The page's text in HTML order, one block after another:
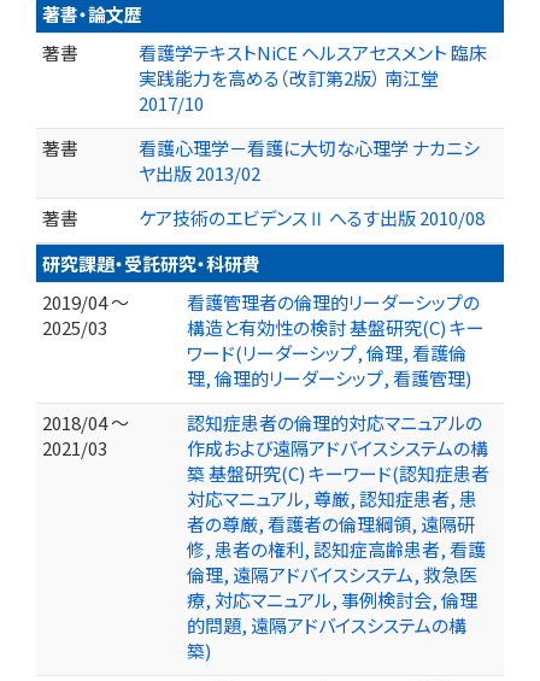
著書・論文歴
著書
看護学テキストNiCE ヘルスアセスメント 臨床
実践能力を高める（改訂第2版） 南江堂
2017/10
著書
看護心理学－看護に大切な心理学 ナカニシ
ヤ出版 2013/02
著書
ケア技術のエビデンスⅡ へるす出版 2010/08
研究課題・受託研究・科研費
2019/04 ～
2025/03
看護管理者の倫理的リーダーシップの
構造と有効性の検討 基盤研究(C) キー
ワード(リーダーシップ, 倫理, 看護倫
理, 倫理的リーダーシップ, 看護管理)
2018/04 ～
2021/03
認知症患者の倫理的対応マニュアルの
作成および遠隔アドバイスシステムの構
築 基盤研究(C) キーワード(認知症患者
対応マニュアル, 尊厳, 認知症患者, 患
者の尊厳, 看護者の倫理綱領, 遠隔研
修, 患者の権利, 認知症高齢患者, 看護
倫理, 遠隔アドバイスシステム, 救急医
療, 対応マニュアル, 事例検討会, 倫理
的問題, 遠隔アドバイスシステムの構
築)